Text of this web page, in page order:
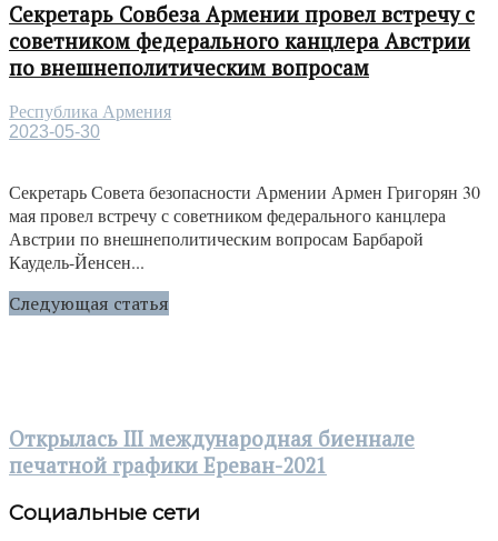
Секретарь Совбеза Армении провел встречу с
советником федерального канцлера Австрии
по внешнеполитическим вопросам
Республика Армения
2023-05-30
Секретарь Совета безопасности Армении Армен Григорян 30
мая провел встречу с советником федерального канцлера
Австрии по внешнеполитическим вопросам Барбарой
Каудель-Йенсен...
Следующая статья
Открылась III международная биеннале
печатной графики Ереван-2021
Социальные сети